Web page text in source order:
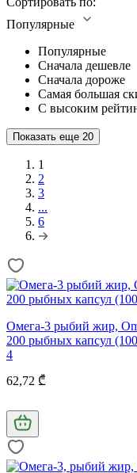
Популярные
Популярные
Сначала дешевле
Сначала дороже
Самая большая
С высоким
Показать еще 20
1
2
3
...
6
Омега-3 рыбий жир,
200 рыбных капсул
4
62,72 ₾